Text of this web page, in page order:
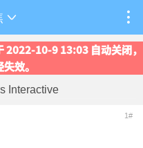
10-9 13:03 自动关闭，
效。
Interactive
1#